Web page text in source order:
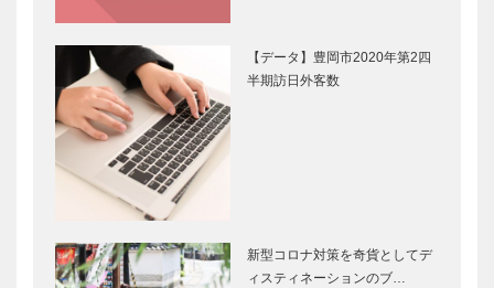
【データ】豊岡市2020年第2四
半期訪日外客数
新型コロナ対策を奇貨としてデ
ィスティネーションのブ…